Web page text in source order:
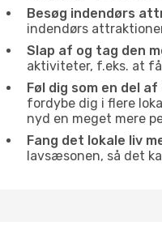
Besøg indendørs
indendørs
Slap af og tag den
aktiviteter, f.eks. at
Føl dig som en del
fordybe dig i flere
nyd en meget mere
Fang det lokale liv
lavsæsonen, så det